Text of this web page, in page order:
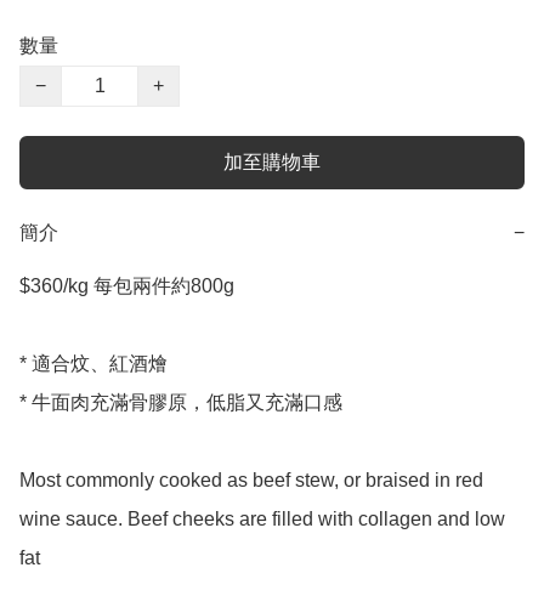
數量
−
+
加至購物車
簡介 −
$360/kg 每包兩件約800g
* 適合炆、紅酒燴
* 牛面肉充滿骨膠原，低脂又充滿口感
Most commonly cooked as beef stew, or braised in red
wine sauce. Beef cheeks are filled with collagen and low
fat